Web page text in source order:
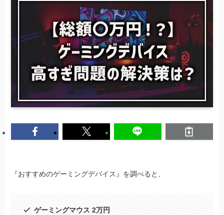
『おすすめのゲーミングデバイス』を調べると、
ゲーミングマウス 2万円